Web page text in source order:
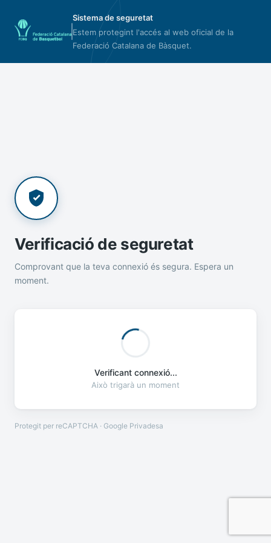
Sistema de seguretat
Estem protegint l'accés al web oficial de la
Federació Catalana de Bàsquet.
Verificació de seguretat
Comprovant que la teva connexió és segura. Espera un
moment.
Verificant connexió...
Això trigarà un moment
Protegit per reCAPTCHA · Google Privadesa